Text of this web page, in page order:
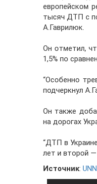
европейском
тысяч ДТП с
А.Гаврилюк.
Он отметил,
1,5% по
“Особенно
подчеркнул
Он также
на дорогах
“ДТП в
лет и второй
Источник: UNN